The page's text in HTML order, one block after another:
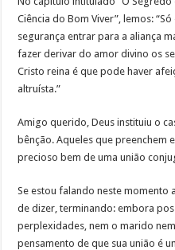
Ciência do Bom Viver”, lemos:
segurança entrar para a aliança
fazer derivar do amor divino os
Cristo reina é que pode haver
altruísta.”
Amigo querido, Deus instituiu o
bênção. Aqueles que preenchem
precioso bem de uma união
Se estou falando neste momento
de dizer, terminando: embora
perplexidades, nem o marido
pensamento de que sua união é